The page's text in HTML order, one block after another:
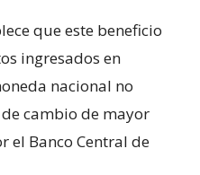
que este beneficio
ingresados en
nacional no
cambio de mayor
el Banco Central de